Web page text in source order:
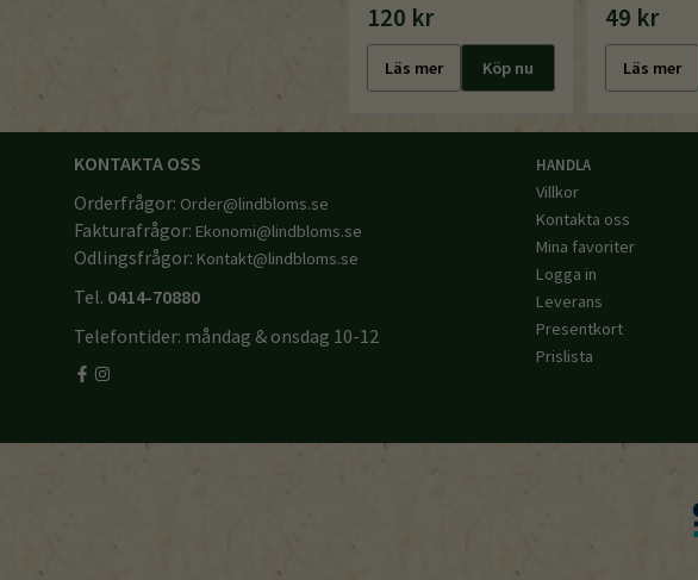
120 kr
Läs mer Köp nu
49 kr
Läs mer
KONTAKTA OSS
Orderfrågor: Order@lindbloms.se
Fakturafrågor: Ekonomi@lindbloms.se
Odlingsfrågor: Kontakt@lindbloms.se
Tel. 0414-70880
Telefontider: måndag & onsdag 10-12
HANDLA
Villkor
Kontakta oss
Mina favoriter
Logga in
Leverans
Presentkort
Prislista